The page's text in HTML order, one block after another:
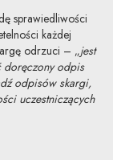
sprawiedliwości
każdej
odrzuci – „jest
doręczony odpis
odpisów skargi,
uczestniczących